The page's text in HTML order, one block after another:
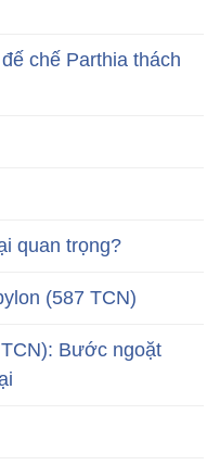
chế Parthia thách
quan trọng?
(587 TCN)
Bước ngoặt